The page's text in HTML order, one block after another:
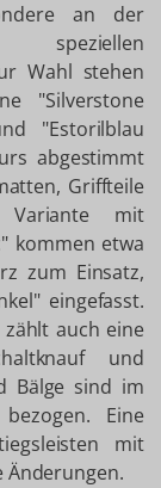
an der
speziellen
Wahl stehen
"Silverstone
"Estorilblau
abgestimmt
Griffteile
mit
kommen etwa
zum Einsatz,
eingefasst.
auch eine
und
Bälge sind im
Eine
mit
Änderungen.